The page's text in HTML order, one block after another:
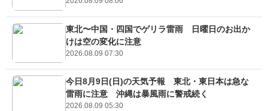
東北〜中国・四国でゲリラ雷雨 日曜日のお出か
けは空の変化に注意
2026.08.09 07:30
今日8月9日(日)の天気予報 東北・東日本は急な
雷雨に注意 沖縄は暴風雨に警戒続く
2026.08.09 05:30